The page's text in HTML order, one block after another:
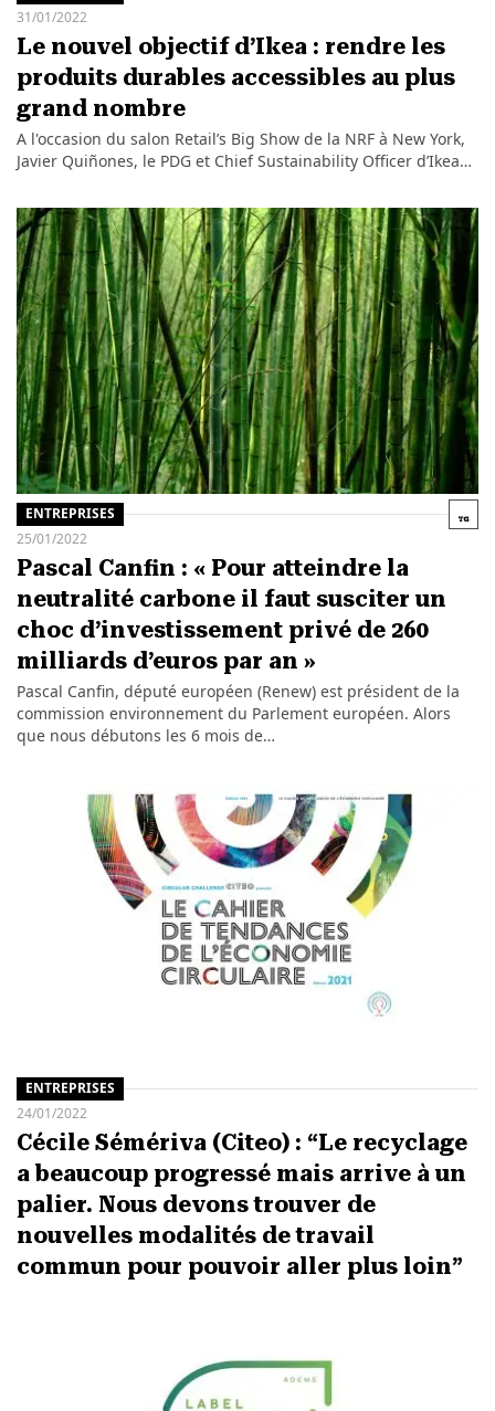
31/01/2022
Le nouvel objectif d’Ikea : rendre les
produits durables accessibles au plus
grand nombre
A l'occasion du salon Retail’s Big Show de la NRF à New York,
Javier Quiñones, le PDG et Chief Sustainability Officer d’Ikea…
ENTREPRISES
25/01/2022
Pascal Canfin : « Pour atteindre la
neutralité carbone il faut susciter un
choc d’investissement privé de 260
milliards d’euros par an »
Pascal Canfin, député européen (Renew) est président de la
commission environnement du Parlement européen. Alors
que nous débutons les 6 mois de…
ENTREPRISES
24/01/2022
Cécile Sémériva (Citeo) : “Le recyclage
a beaucoup progressé mais arrive à un
palier. Nous devons trouver de
nouvelles modalités de travail
commun pour pouvoir aller plus loin”